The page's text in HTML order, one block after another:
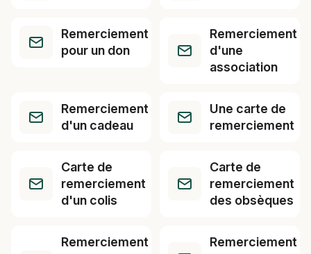
Remerciement
pour un don
Remerciement
d'une
association
Remerciement
d'un cadeau
Une carte de
remerciement
Carte de
remerciement
d'un colis
Carte de
remerciement
des obsèques
Remerciement
Remerciement